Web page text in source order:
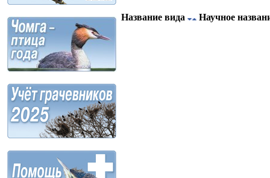
Название вида Научное